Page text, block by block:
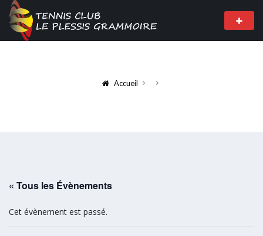
Accueil
« Tous les Évènements
Cet évènement est passé.